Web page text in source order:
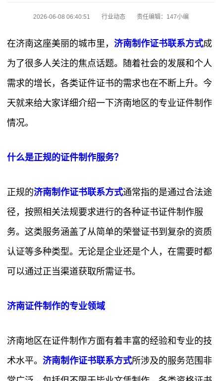
2026-06-08 06:40:51 行业动态 责任编辑：147小编
在济南这座美丽的城市里， 济南制作证书联系方式成
为了很多人关注的焦点话题。随着社会的发展和个人
需求的增长，各类证件证书的需求也在不断上升。今
天就来给大家详细介绍一下济南地区的专业证件制作
情况。
什么是正规的证件制作服务？
正规的济南制作证书联系方式通常指的是通过合法途
径，按照相关法规要求进行的各种证书证件制作服
务。这类服务涵盖了从简单的荣誉证书到复杂的资质
认证等多种类型。无论是企业还是个人，在需要时都
可以通过正当渠道获取所需证书。
济南证件制作的专业领域
济南地区在证件制作方面有着丰富的经验和专业的技
术水平。 济南制作证书联系方式所涉及的服务范围非